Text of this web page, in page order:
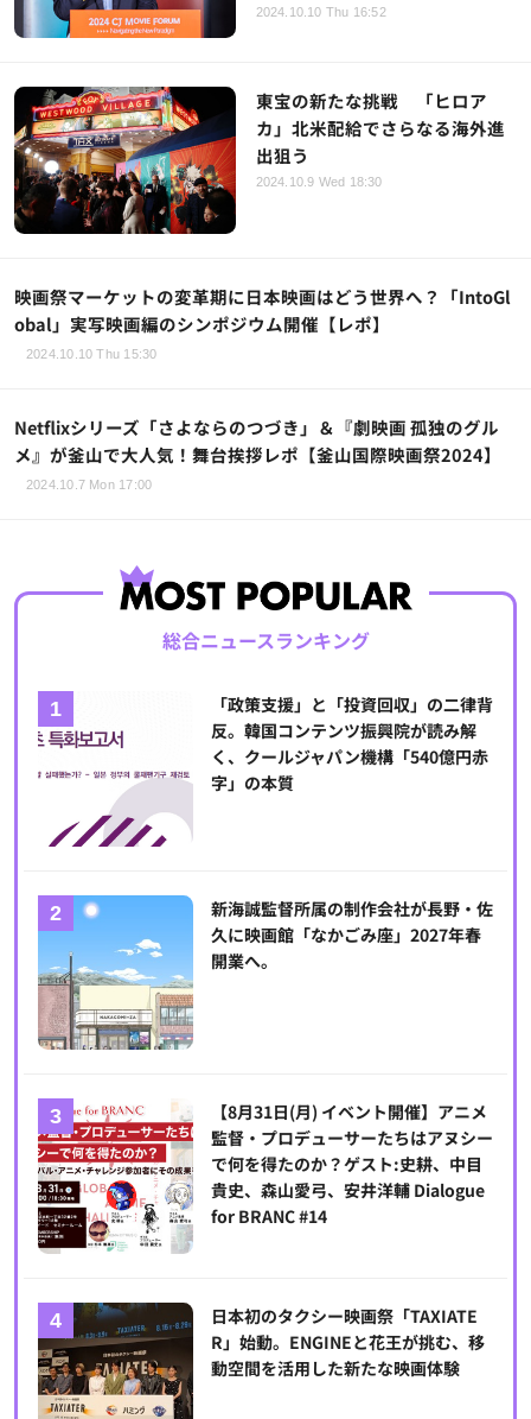
2024.10.10 Thu 16:52
東宝の新たな挑戦 「ヒロア
カ」北米配給でさらなる海外進
出狙う
2024.10.9 Wed 18:30
映画祭マーケットの変革期に日本映画はどう世界へ？「IntoGl
obal」実写映画編のシンポジウム開催【レポ】
2024.10.10 Thu 15:30
Netflixシリーズ「さよならのつづき」＆『劇映画 孤独のグル
メ』が釜山で大人気！舞台挨拶レポ【釜山国際映画祭2024】
2024.10.7 Mon 17:00
総合ニュースランキング
「政策支援」と「投資回収」の二律背
反。韓国コンテンツ振興院が読み解
く、クールジャパン機構「540億円赤
字」の本質
新海誠監督所属の制作会社が長野・佐
久に映画館「なかごみ座」2027年春
開業へ。
【8月31日(月) イベント開催】アニメ
監督・プロデューサーたちはアヌシー
で何を得たのか？ゲスト:史耕、中目
貴史、森山愛弓、安井洋輔 Dialogue
for BRANC #14
日本初のタクシー映画祭「TAXIATE
R」始動。ENGINEと花王が挑む、移
動空間を活用した新たな映画体験